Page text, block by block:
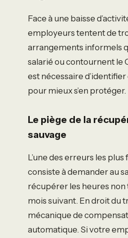
Face à une baisse
employeurs tentent de
arrangements informels
salarié ou contournent le
est nécessaire
pour mieux s’en protéger.
Le piège de la
sauvage
L’une des erreurs les
consiste à demander au
récupérer les heures non
mois suivant. En droit du
mécanique de
automatique. Si votre